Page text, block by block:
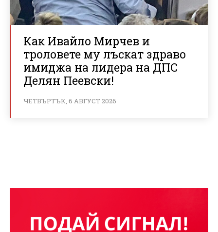
Как Ивайло Мирчев и
троловете му лъскат здраво
имиджа на лидера на ДПС
Делян Пеевски!
ЧЕТВЪРТЪК, 6 АВГУСТ 2026